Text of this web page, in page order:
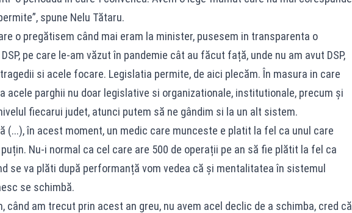
spune Nelu Tătaru.
o pregătisem când mai eram la minister, pusesem in transparenta o
pe care le-am văzut în pandemie cât au făcut față, unde nu am avut DSP,
si acele focare. Legislatia permite, de aici plecăm. În masura in care
acele parghii nu doar legislative si organizationale, institutionale, precum și
fiecarui judet, atunci putem să ne gândim si la un alt sistem.
(...), în acest moment, un medic care munceste e platit la fel ca unul care
Nu-i normal ca cel care are 500 de operații pe an să fie plătit la fel ca
se va plăti după performanță vom vedea că și mentalitatea în sistemul
se schimbă.
când am trecut prin acest an greu, nu avem acel declic de a schimba, cred că